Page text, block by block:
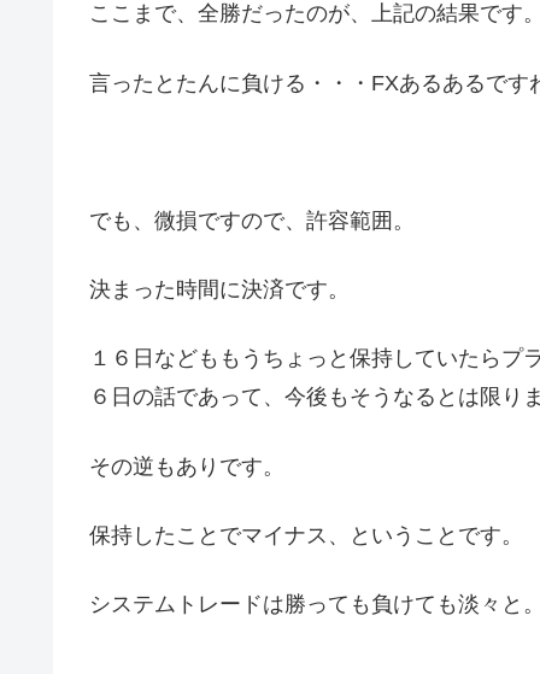
ここまで、全勝だったのが、上記の結果です
言ったとたんに負ける・・・FXあるあるです
でも、微損ですので、許容範囲。
決まった時間に決済です。
１６日などももうちょっと保持していたら
６日の話であって、今後もそうなるとは限り
その逆もありです。
保持したことでマイナス、ということです。
システムトレードは勝っても負けても淡々と